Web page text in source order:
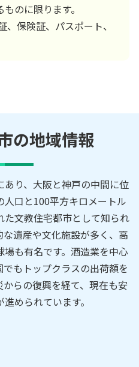
のに限ります。
、保険証、パスポート、
の地域情報
り、大阪と神戸の中間に位
人口と100平方キロメートル
文教住宅都市として知られ
遺産や文化施設が多く、高
も有名です。酒造業を中心
もトップクラスの出荷額を
らの復興を経て、現在も安
められています。